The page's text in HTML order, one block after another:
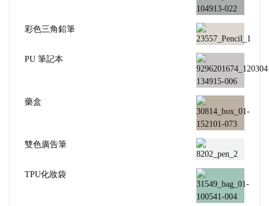
彩色三角鉛筆
PU 筆記本
藥盒
雙色廣告筆
TPU化妝袋